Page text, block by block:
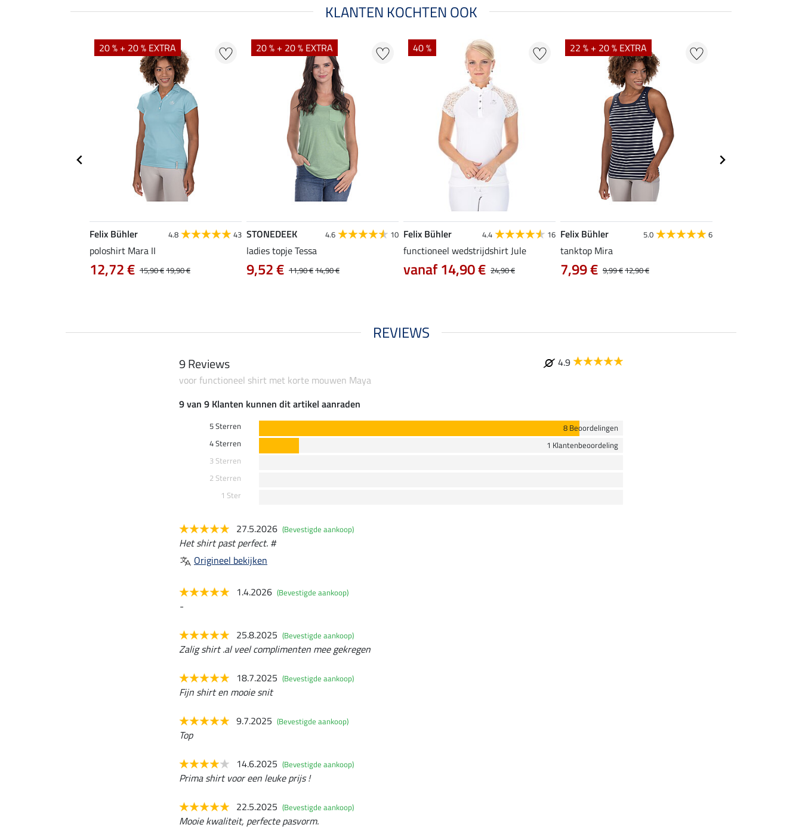
KLANTEN KOCHTEN OOK
20 % + 20 % EXTRA
Felix Bühler 4.8 43
poloshirt Mara II
15,90 €19,90 €
12,72 €
20 % + 20 % EXTRA
STONEDEEK 4.6 10
ladies topje Tessa
11,90 €14,90 €
9,52 €
40 %
Felix Bühler 4.4 16
functioneel wedstrijdshirt Jule
24,90 €
vanaf 14,90 €
22 % + 20 % EXTRA
Felix Bühler 5.0 6
tanktop Mira
9,99 €12,90 €
7,99 €
REVIEWS
9 Reviews
4.9
voor functioneel shirt met korte mouwen Maya
9 van 9 Klanten kunnen dit artikel aanraden
5 Sterren
8 Beoordelingen
4 Sterren
1 Klantenbeoordeling
3 Sterren
2 Sterren
1 Ster
27.5.2026 (Bevestigde aankoop)
Het shirt past perfect. #
Origineel bekijken
1.4.2026 (Bevestigde aankoop)
-
25.8.2025 (Bevestigde aankoop)
Zalig shirt .al veel complimenten mee gekregen
18.7.2025 (Bevestigde aankoop)
Fijn shirt en mooie snit
9.7.2025 (Bevestigde aankoop)
Top
14.6.2025 (Bevestigde aankoop)
Prima shirt voor een leuke prijs !
22.5.2025 (Bevestigde aankoop)
Mooie kwaliteit, perfecte pasvorm.